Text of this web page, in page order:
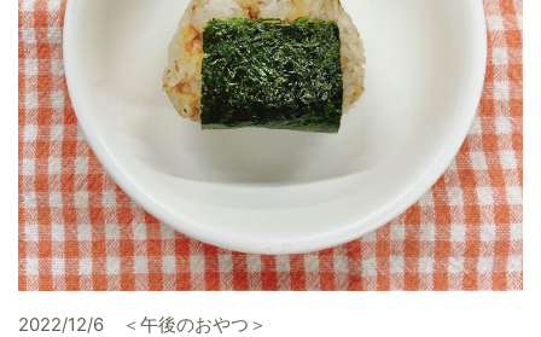
2022/12/6 ＜午後のおやつ＞